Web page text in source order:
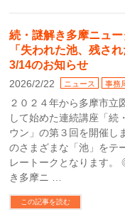
続・謎解き多摩ニュー
「失われた池、残さ
3/14のお知らせ
2026/2/22 ニュース 事務
２０２４年から多摩市立
して始めた連続講座「続
ウン」の第３回を開催し
のさまざまな「池」をテ
レートークとなります
き多摩ニ …
この記事を読む